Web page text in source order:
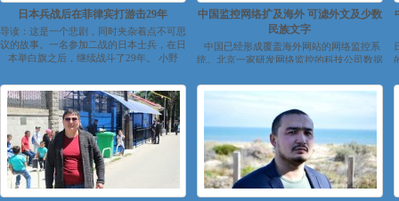
日本兵战后在菲律宾打游击29年
导读：这是一个悲剧，同时夹杂着点不可思
议的故事。一名参加二战的日本士兵，在日
本举白旗之后，继续战斗了29年。 小野
中国监控网络扩及海外 可滤外文及少数
民族文字
中国已经形成覆盖海外网站的网络监控系
统。北京一家研发网络监控的科技公司数据